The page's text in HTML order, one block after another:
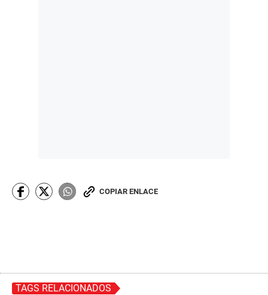
COPIAR ENLACE
TAGS RELACIONADOS